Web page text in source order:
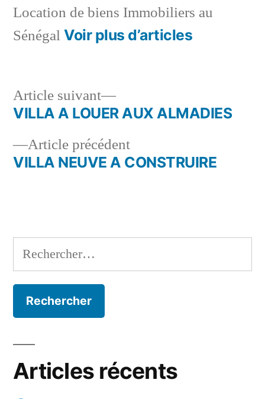
Location de biens Immobiliers au
Sénégal Voir plus d’articles
Navigation
deArticle précédentArticle
précédent :
VILLA NEUVE A CONSTRUIRE
Article suivant
Article
suivant :
VILLA A LOUER AUX ALMADIES
Rechercher :
Articles récents